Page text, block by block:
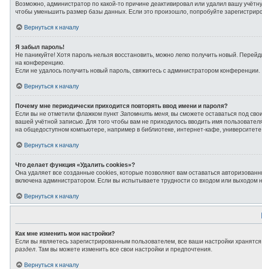
Возможно, администратор по какой-то причине деактивировал или удалил вашу
чтобы уменьшить размер базы данных. Если это произошло, попробуйте
Вернуться к началу
Я забыл пароль!
Не паникуйте! Хотя пароль нельзя восстановить, можно легко получить новый.
на конференцию.
Если не удалось получить новый пароль, свяжитесь с администратором конференции.
Вернуться к началу
Почему мне периодически приходится повторять ввод имени и пароля?
Если вы не отметили флажком пункт Запомнить меня, вы сможете оставаться под
вашей учётной записью. Для того чтобы вам не приходилось вводить имя
на общедоступном компьютере, например в библиотеке, интернет-кафе, университете
Вернуться к началу
Что делает функция «Удалить cookies»?
Она удаляет все созданные cookies, которые позволяют вам оставаться
включена администратором. Если вы испытываете трудности со входом или
Вернуться к началу
Как мне изменить мои настройки?
Если вы являетесь зарегистрированным пользователем, все ваши настройки
раздел. Там вы можете изменить все свои настройки и предпочтения.
Вернуться к началу